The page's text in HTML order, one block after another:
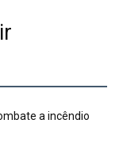
a incêndio